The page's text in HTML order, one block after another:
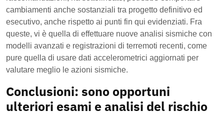
cambiamenti anche sostanziali tra progetto definitivo ed
esecutivo, anche rispetto ai punti fin qui evidenziati. Fra
queste, vi è quella di effettuare nuove analisi sismiche con
modelli avanzati e registrazioni di terremoti recenti, come
pure quella di usare dati accelerometrici aggiornati per
valutare meglio le azioni sismiche.
Conclusioni: sono opportuni
ulteriori esami e analisi del rischio